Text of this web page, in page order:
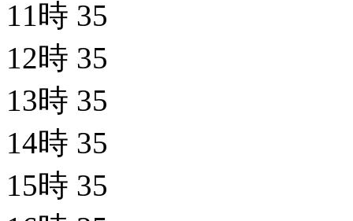
11時 35
12時 35
13時 35
14時 35
15時 35